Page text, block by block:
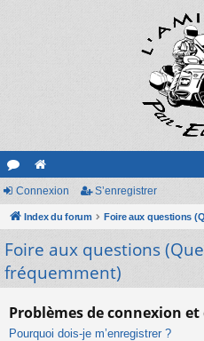
or
u
m
s
e
sit
e
Connexion S’enregistrer
Index du forum Foire aux questions
Foire aux questions
fréquemment)
Problèmes de connexion
Pourquoi dois-je m’enregistrer ?